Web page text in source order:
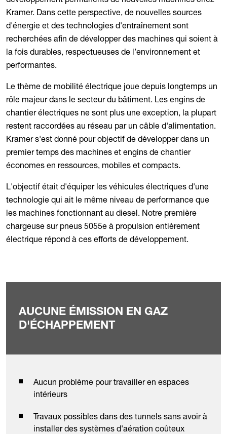
Kramer. Dans cette perspective, de nouvelles sources
d'énergie et des technologies d'entraînement sont
recherchées afin de développer des machines qui soient à
la fois durables, respectueuses de l’environnement et
performantes.
Le thème de mobilité électrique joue depuis longtemps un
rôle majeur dans le secteur du bâtiment. Les engins de
chantier électriques ne sont plus une exception, la plupart
restent raccordées au réseau par un câble d'alimentation.
Kramer s'est donné pour objectif de développer dans un
premier temps des machines et engins de chantier
économes en ressources, mobiles et compacts.
L'objectif était d'équiper les véhicules électriques d'une
technologie qui ait le même niveau de performance que
les machines fonctionnant au diesel. Notre première
chargeuse sur pneus 5055e à propulsion entièrement
électrique répond à ces efforts de développement.
AUCUNE ÉMISSION EN GAZ
D'ÉCHAPPEMENT
Aucun problème pour travailler en espaces
intérieurs
Travaux possibles dans des tunnels sans avoir à
installer des systèmes d'aération coûteux